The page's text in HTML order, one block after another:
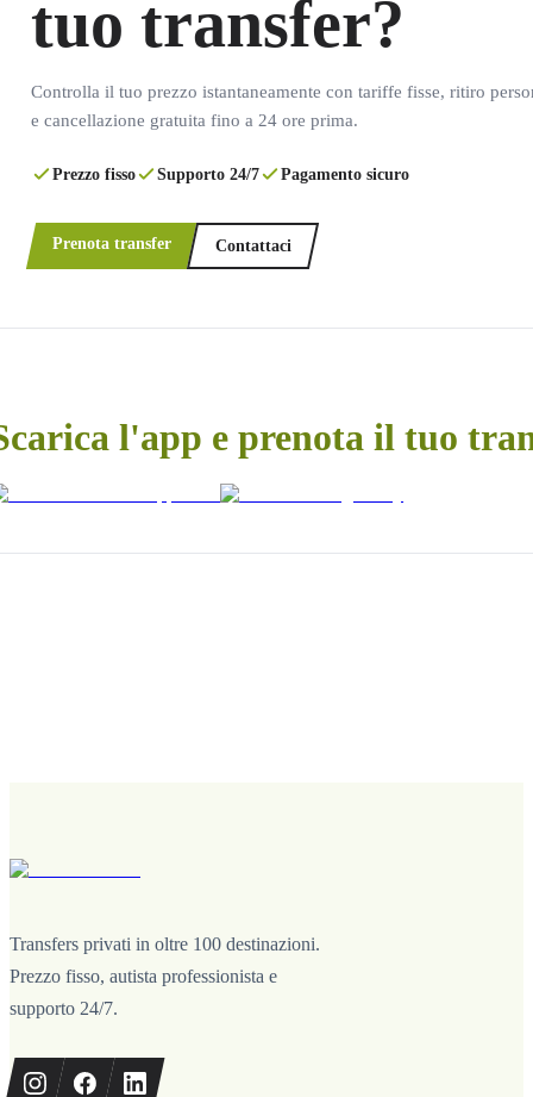
tuo transfer?
Controlla il tuo prezzo istantaneamente con tariffe fisse, ritiro
e cancellazione gratuita fino a 24 ore prima.
Prezzo fisso Supporto 24/7 Pagamento sicuro
Prenota transfer Contattaci
l'app e prenota il tuo
Transfers privati in oltre 100 destinazioni.
Prezzo fisso, autista professionista e
supporto 24/7.